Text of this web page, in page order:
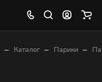
– Каталог – Парики –